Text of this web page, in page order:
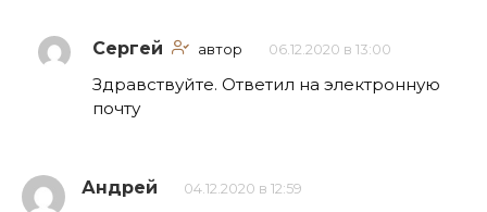
Сергей автор 06.12.2020 в 13:00
Здравствуйте. Ответил на электронную
почту
Андрей 04.12.2020 в 12:59